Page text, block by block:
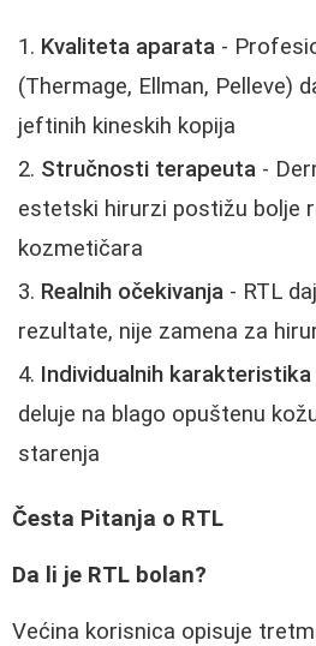
Kvaliteta aparata -
(Thermage, Ellman, Pelleve)
jeftinih kineskih kopija
Stručnosti terapeuta -
estetski hirurzi postižu bolje
kozmetičara
Realnih očekivanja - RTL
rezultate, nije zamena za
Individualnih
deluje na blago opuštenu
starenja
Česta Pitanja o RTL
Da li je RTL bolan?
Većina korisnica opisuje